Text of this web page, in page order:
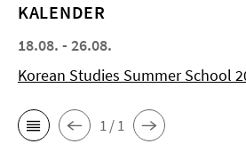
KALENDER
18.08. - 26.08.
Korean Studies Summer School
1 / 1